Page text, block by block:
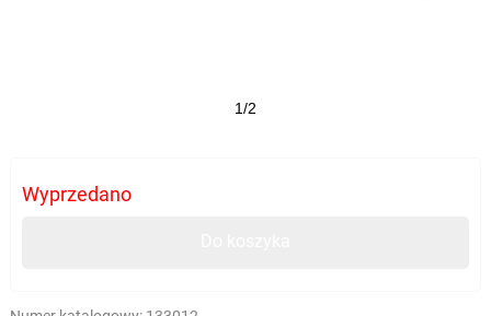
1/2
Wyprzedano